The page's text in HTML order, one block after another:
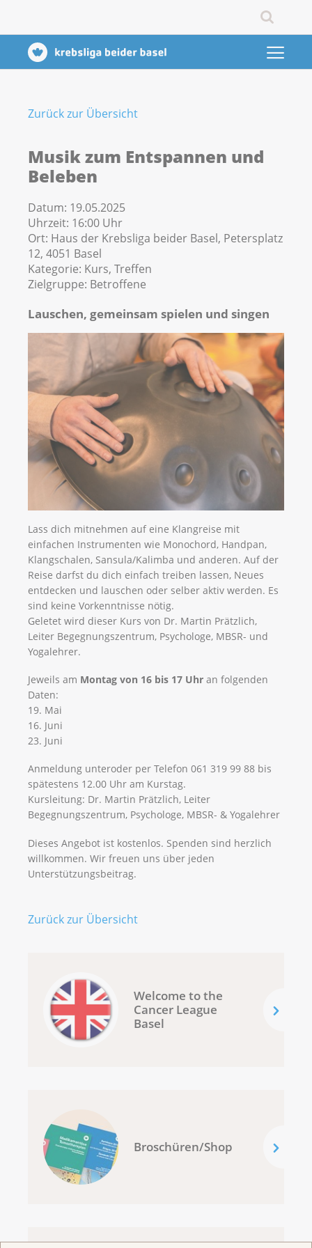
Zurück zur Übersicht
Musik zum Entspannen und
Beleben
Datum: 19.05.2025
Uhrzeit: 16:00 Uhr
Ort: Haus der Krebsliga beider Basel, Petersplatz
12, 4051 Basel
Kategorie: Kurs, Treffen
Zielgruppe: Betroffene
Lauschen, gemeinsam spielen und singen
Lass dich mitnehmen auf eine Klangreise mit
einfachen Instrumenten wie Monochord, Handpan,
Klangschalen, Sansula/Kalimba und anderen. Auf der
Reise darfst du dich einfach treiben lassen, Neues
entdecken und lauschen oder selber aktiv werden. Es
sind keine Vorkenntnisse nötig.
Geletet wird dieser Kurs von Dr. Martin Prätzlich,
Leiter Begegnungszentrum, Psychologe, MBSR- und
Yogalehrer.
Jeweils am Montag von 16 bis 17 Uhr an folgenden
Daten:
19. Mai
16. Juni
23. Juni
Anmeldung unteroder per Telefon 061 319 99 88 bis
spätestens 12.00 Uhr am Kurstag.
Kursleitung: Dr. Martin Prätzlich, Leiter
Begegnungszentrum, Psychologe, MBSR- & Yogalehrer
Dieses Angebot ist kostenlos. Spenden sind herzlich
willkommen. Wir freuen uns über jeden
Unterstützungsbeitrag.
Zurück zur Übersicht
Welcome to the
Cancer League
Basel
Broschüren/Shop